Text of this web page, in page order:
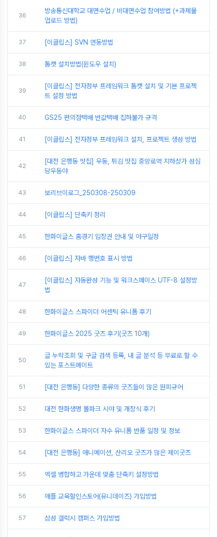
36
방송통신대학교 대면수업 / 비대면수업 참여방법 (+과제물
업로드 방법)
37 [이클립스] SVN 연동방법
38 톰캣 설치방법(윈도우 설치)
39
[이클립스] 전자정부 프레임워크 톰캣 설치 및 기본 프로젝
트 설정 방법
40 GS25 편의점택배 반값택배 집하불가 규격
41 [이클립스] 전자정부 프레임워크 설치, 프로젝트 생성 방법
42
[대전 은행동 맛집] 우동, 튀김 맛집 중앙로역 지하상가 성심
당우동야
43 보리브이로그_250308-250309
44 [이클립스] 단축키 정리
45 한화이글스 홈경기 입장권 안내 및 야구일정
46 [이클립스] 자바 행번호 표시 방법
47
[이클립스] 자동완성 기능 및 워크스페이스 UTF-8 설정방
법
48 한화이글스 스파이더 어센틱 유니폼 후기
49 한화이글스 2025 굿즈 후기(굿즈 10개)
50
글 누락조회 및 구글 검색 등록, 내 글 분석 등 무료로 할 수
있는 포스트메이트
51 [대전 은행동] 다양한 종류의 굿즈들이 많은 원피규어
52 대전 한화생명 볼파크 시야 및 개장식 후기
53 한화이글스 스파이더 자수 유니폼 반품 일정 및 정보
54 [대전 은행동] 애니메이션, 산리오 굿즈가 많은 제이굿즈
55 엑셀 병합하고 가운데 맞춤 단축키 설정방법
56 애플 교육할인스토어(유니데이즈) 가입방법
57 삼성 갤럭시 캠퍼스 가입방법